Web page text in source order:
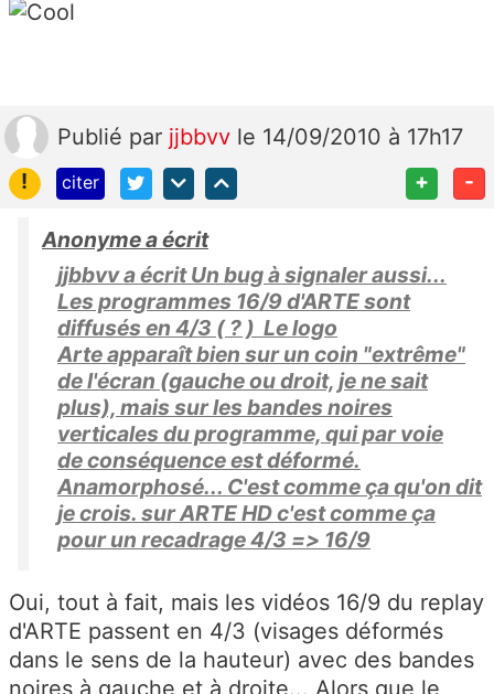
Publié par jjbbvv le 14/09/2010 à 17h17
!
citer + -
Anonyme a écrit
jjbbvv a écrit Un bug à signaler aussi...
Les programmes 16/9 d'ARTE sont
diffusés en 4/3 ( ? ) Le logo
Arte apparaît bien sur un coin "extrême"
de l'écran (gauche ou droit, je ne sait
plus), mais sur les bandes noires
verticales du programme, qui par voie
de conséquence est déformé.
Anamorphosé... C'est comme ça qu'on dit
je crois. sur ARTE HD c'est comme ça
pour un recadrage 4/3 => 16/9
Oui, tout à fait, mais les vidéos 16/9 du replay
d'ARTE passent en 4/3 (visages déformés
dans le sens de la hauteur) avec des bandes
noires à gauche et à droite... Alors que le